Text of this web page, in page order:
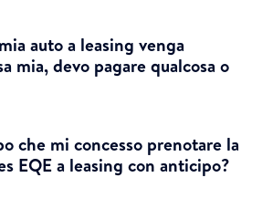
auto a leasing venga
mia, devo pagare qualcosa o
che mi concesso prenotare la
EQE a leasing con anticipo?